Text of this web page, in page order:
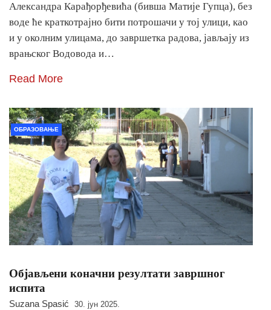
Александра Карађорђевића (бивша Матије Гупца), без
воде ће краткотрајно бити потрошачи у тој улици, као
и у околним улицама, до завршетка радова, јављају из
врањског Водовода и…
Read More
ОБРАЗОВАЊЕ
Објављени коначни резултати завршног
испита
Suzana Spasić 30. јун 2025.